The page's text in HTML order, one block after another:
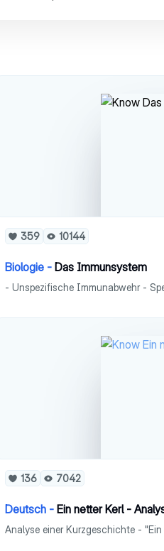
359 10144
Biologie - Das Immunsystem
- Unspezifische Immunabwehr -
136 7042
Deutsch - Ein netter Kerl -
Analyse einer Kurzgeschichte -